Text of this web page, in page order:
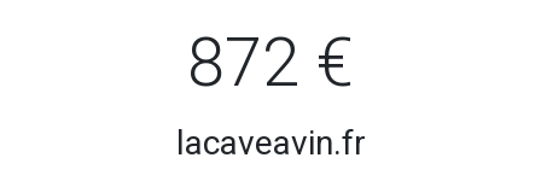
872 €
lacaveavin.fr